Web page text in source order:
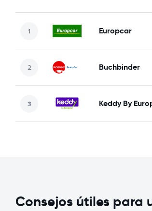
Europcar
Buchbinder
Keddy By
Consejos útiles para